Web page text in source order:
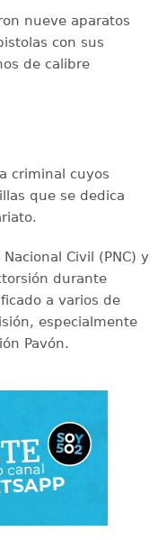
nueve aparatos
con sus
de calibre
criminal cuyos
que se dedica
Civil (PNC) y
durante
a varios de
especialmente
Pavón.